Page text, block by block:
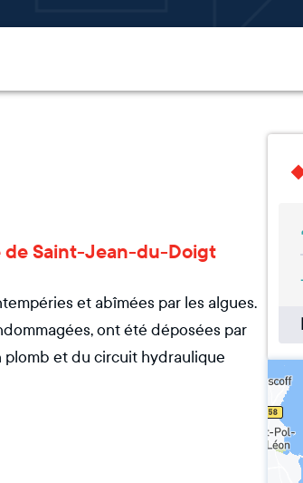
de Saint-Jean-du-Doigt
et abîmées par les algues.
ont été déposées par
plomb et du circuit hydraulique